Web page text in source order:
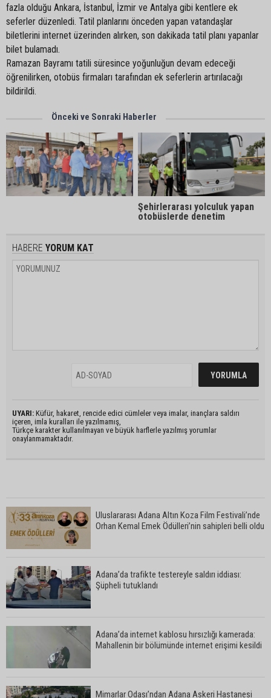
fazla olduğu Ankara, İstanbul, İzmir ve Antalya gibi kentlere ek
seferler düzenledi. Tatil planlarını önceden yapan vatandaşlar
biletlerini internet üzerinden alırken, son dakikada tatil planı yapanlar
bilet bulamadı.
Ramazan Bayramı tatili süresince yoğunluğun devam edeceği
öğrenilirken, otobüs firmaları tarafından ek seferlerin artırılacağı
bildirildi.
Önceki ve Sonraki Haberler
Şehirlerarası yolculuk yapan
otobüslerde denetim
HABERE YORUM KAT
UYARI: Küfür, hakaret, rencide edici cümleler veya imalar, inançlara saldırı
içeren, imla kuralları ile yazılmamış,
Türkçe karakter kullanılmayan ve büyük harflerle yazılmış yorumlar
onaylanmamaktadır.
Uluslararası Adana Altın Koza Film Festivali’nde
Orhan Kemal Emek Ödülleri’nin sahipleri belli oldu
Adana’da trafikte testereyle saldırı iddiası:
Şüpheli tutuklandı
Adana’da internet kablosu hırsızlığı kamerada:
Mahallenin bir bölümünde internet erişimi kesildi
Mimarlar Odası’ndan Adana Askeri Hastanesi